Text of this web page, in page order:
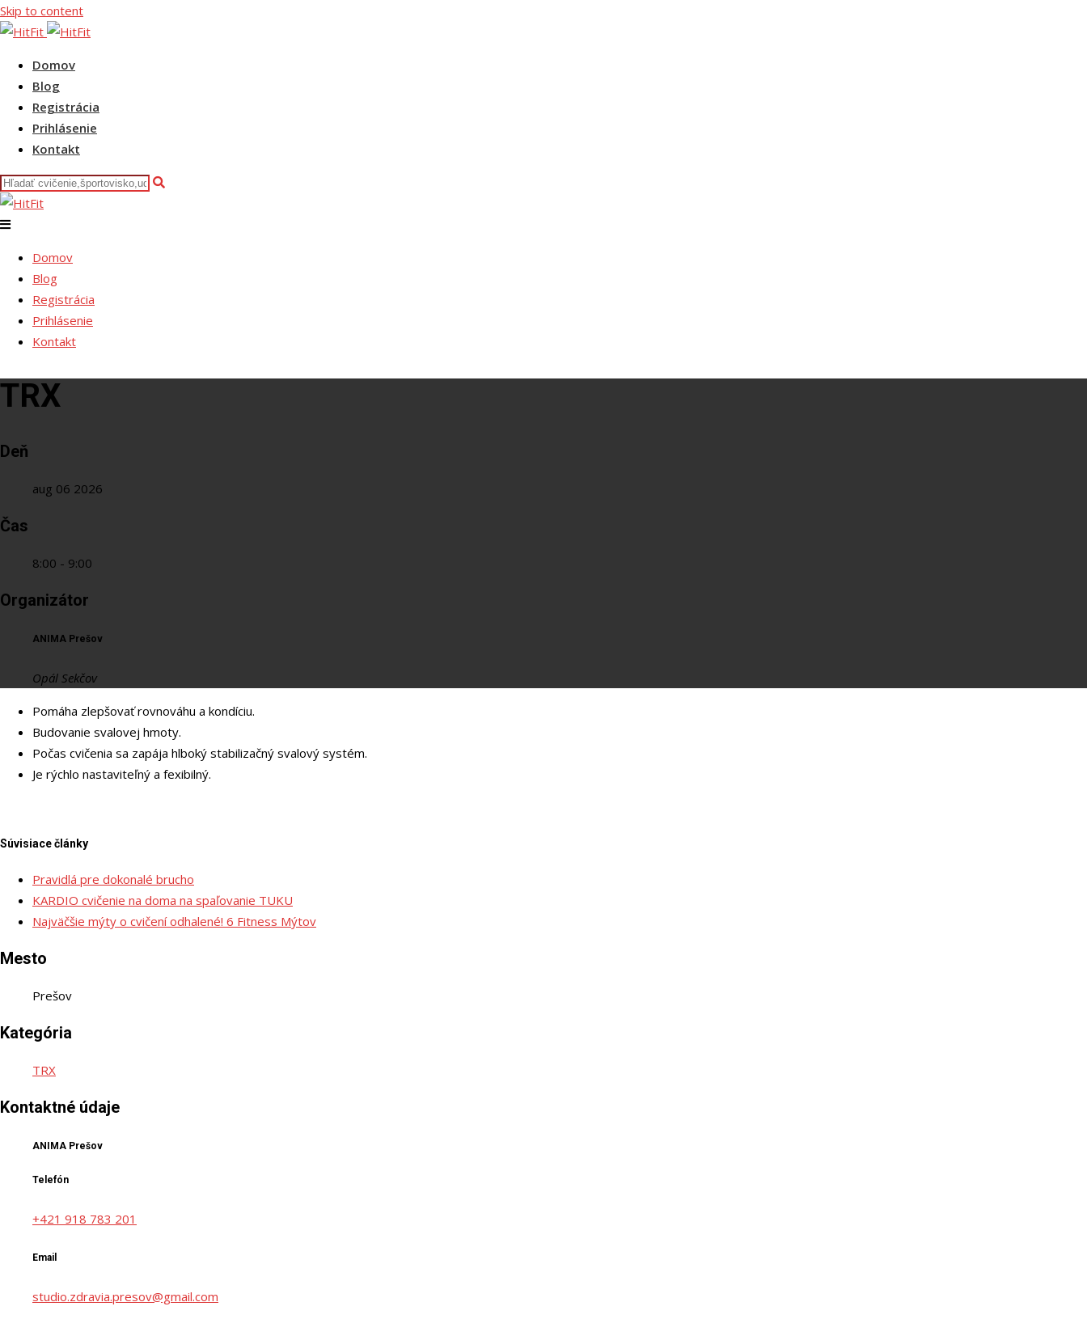
Skip to content
Domov
Blog
Registrácia
Prihlásenie
Kontakt
Domov
Blog
Registrácia
Prihlásenie
Kontakt
TRX
Deň
aug 06 2026
Čas
8:00 - 9:00
Organizátor
ANIMA Prešov
Opál Sekčov
Pomáha zlepšovať rovnováhu a kondíciu.
Budovanie svalovej hmoty.
Počas cvičenia sa zapája hlboký stabilizačný svalový systém.
Je rýchlo nastaviteľný a fexibilný.
Súvisiace články
Pravidlá pre dokonalé brucho
KARDIO cvičenie na doma na spaľovanie TUKU
Najväčšie mýty o cvičení odhalené! 6 Fitness Mýtov
Mesto
Prešov
Kategória
TRX
Kontaktné údaje
ANIMA Prešov
Telefón
+421 918 783 201
Email
studio.zdravia.presov@gmail.com